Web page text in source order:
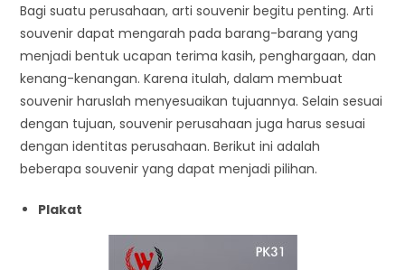
Bagi suatu perusahaan, arti souvenir begitu penting. Arti
souvenir dapat mengarah pada barang-barang yang
menjadi bentuk ucapan terima kasih, penghargaan, dan
kenang-kenangan. Karena itulah, dalam membuat
souvenir haruslah menyesuaikan tujuannya. Selain sesuai
dengan tujuan, souvenir perusahaan juga harus sesuai
dengan identitas perusahaan. Berikut ini adalah
beberapa souvenir yang dapat menjadi pilihan.
Plakat